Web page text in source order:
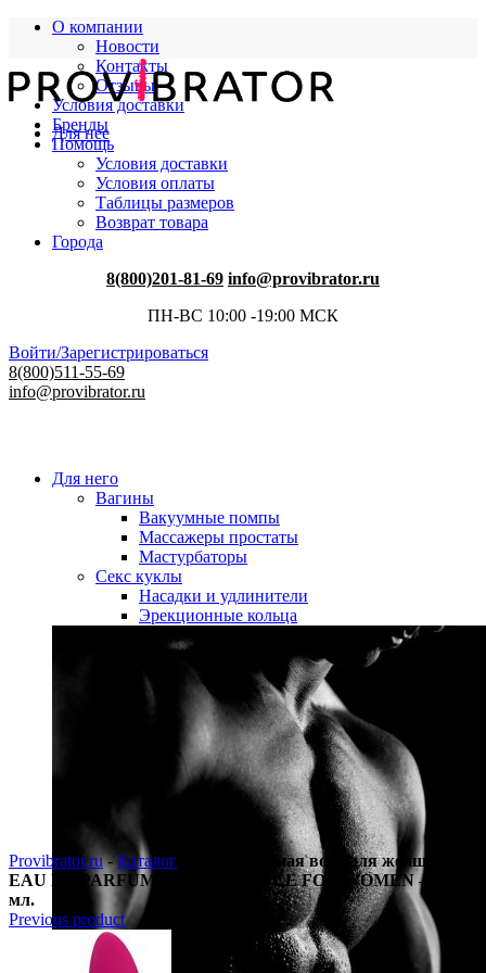
О компании
Новости
Контакты
Отзывы
Условия доставки
Бренды
Помощь
Условия доставки
Условия оплаты
Таблицы размеров
Возврат товара
Города
8(800)201-81-69 info@provibrator.ru
ПН-ВС 10:00 -19:00 МСК
Войти/Зарегистрироваться
8(800)511-55-69
info@provibrator.ru
Для нее
Для него
Вагины
Вакуумные помпы
Массажеры простаты
Мастурбаторы
Секс куклы
Насадки и удлинители
Эрекционные кольца
Provibrator.ru-Каталог
Парфюмерная вода для женщин
EAU DE PARFUM REJOUISSANCE FOR WOMEN — 100
мл.
Previous product